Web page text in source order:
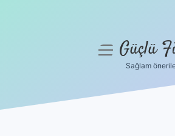
menüyüGüçlü
Sağlam